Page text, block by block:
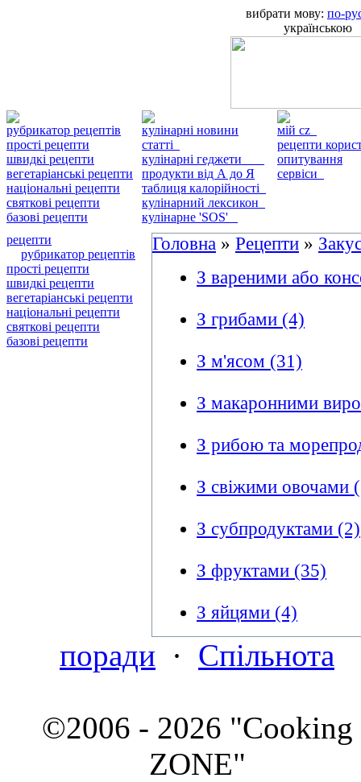
вибрати мову: по-
українською
рубрикатор рецептів
прості рецепти
швидкі рецепти
вегетаріанські рецепти
національні рецепти
святкові рецепти
базові рецепти
кулінарні новини
статті
кулінарні геджети
продукти від А до Я
таблиця калорійності
кулінарний лексикон
кулінарне 'SOS'
мій cz
рецепти
опитування
сервіси
рецепти
рубрикатор рецептів
прості рецепти
швидкі рецепти
вегетаріанські рецепти
національні рецепти
святкові рецепти
базові рецепти
Головна » Рецепти »
З вареними або
З грибами (4)
З м'ясом (31)
З макаронними
З рибою та
З свіжими овочами
З субпродуктами (2)
З фруктами (35)
З яйцями (4)
поради · Спільнота
©2006 - 2026 "Cooking
ZONE"